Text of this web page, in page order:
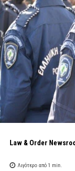
Law & Order
Λιγότερο από 1 min.